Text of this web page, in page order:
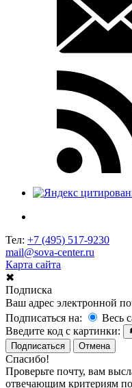
Тел: +7 (495) 517-9230
mail@sova-center.ru
Карта сайта
✖
Подписка
Ваш адрес электронной
Подписаться на:
Весь
Введите код с картинки:
Подписаться
Отмена
Спасибо!
Проверьте почту, вам
отвечающим критериям